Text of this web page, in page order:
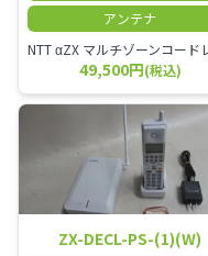
アンテナ
49,500円(税込)
ZX-DECL-PS-(1)(W)